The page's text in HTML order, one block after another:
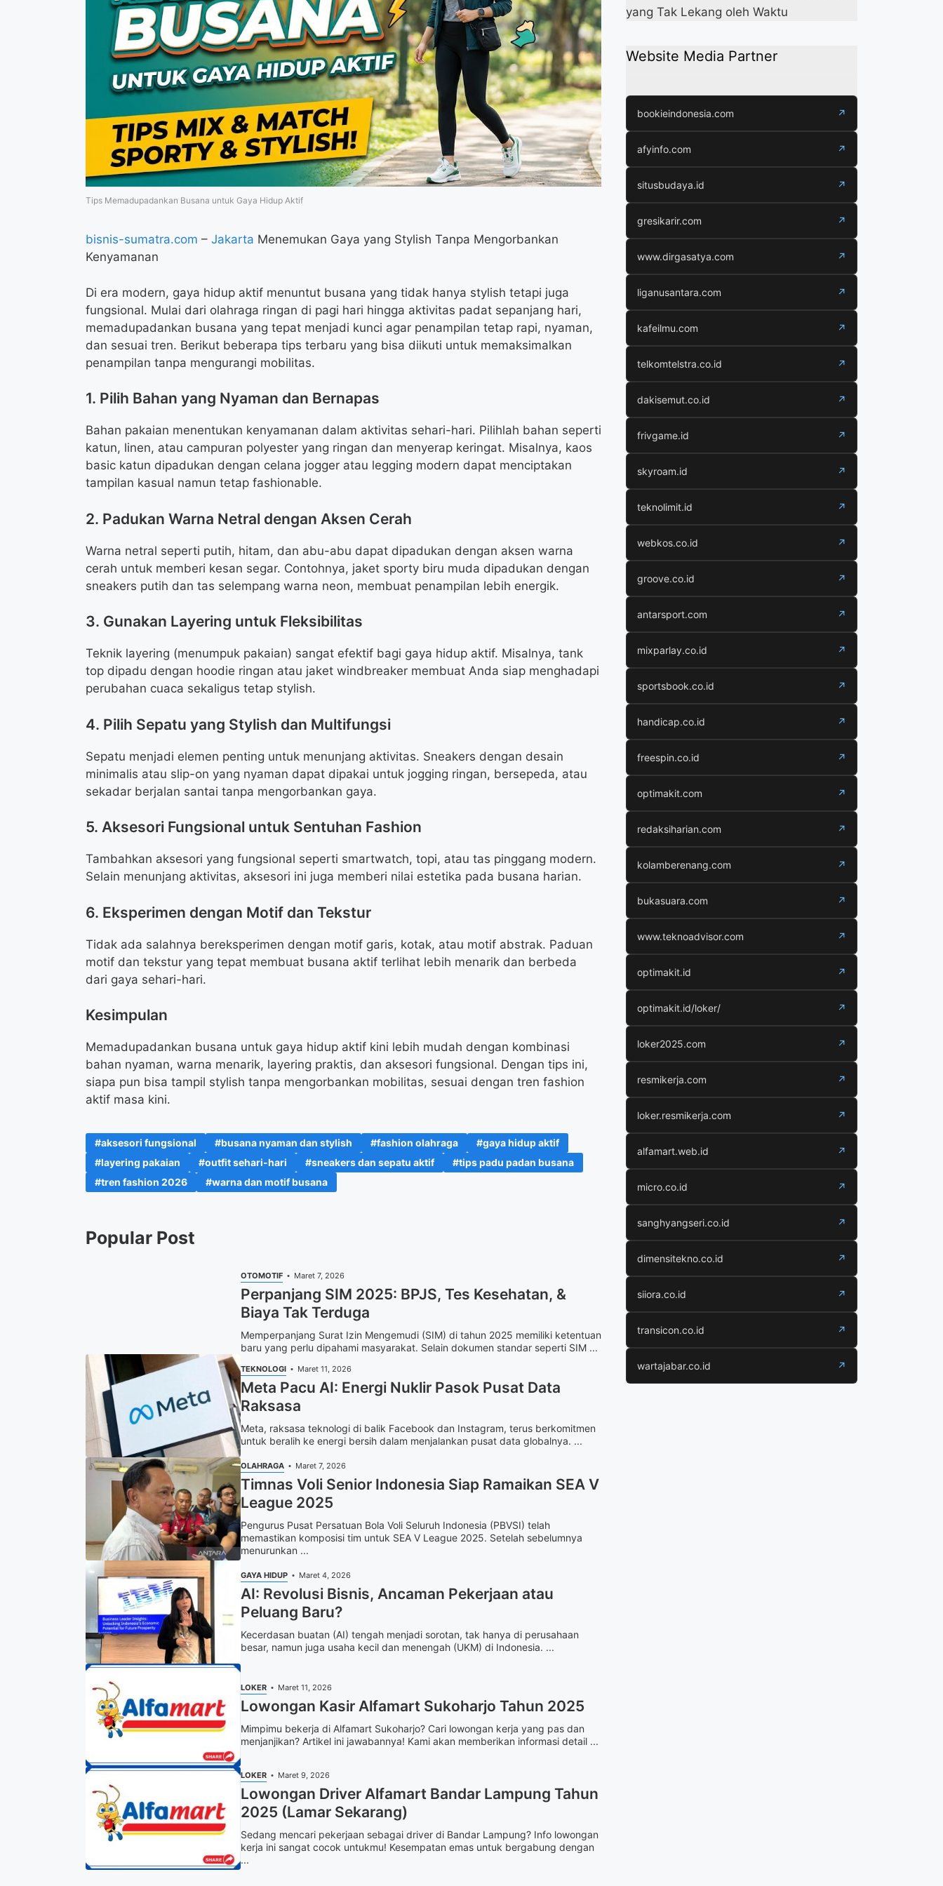
k
p
Tips Memadupadankan Busana untuk Gaya Hidup Aktif
bisnis-sumatra.com – Jakarta Menemukan Gaya yang Stylish Tanpa Mengorbankan
Kenyamanan
Di era modern, gaya hidup aktif menuntut busana yang tidak hanya stylish tetapi juga
fungsional. Mulai dari olahraga ringan di pagi hari hingga aktivitas padat sepanjang hari,
memadupadankan busana yang tepat menjadi kunci agar penampilan tetap rapi, nyaman,
dan sesuai tren. Berikut beberapa tips terbaru yang bisa diikuti untuk memaksimalkan
penampilan tanpa mengurangi mobilitas.
1. Pilih Bahan yang Nyaman dan Bernapas
Bahan pakaian menentukan kenyamanan dalam aktivitas sehari-hari. Pilihlah bahan seperti
katun, linen, atau campuran polyester yang ringan dan menyerap keringat. Misalnya, kaos
basic katun dipadukan dengan celana jogger atau legging modern dapat menciptakan
tampilan kasual namun tetap fashionable.
2. Padukan Warna Netral dengan Aksen Cerah
Warna netral seperti putih, hitam, dan abu-abu dapat dipadukan dengan aksen warna
cerah untuk memberi kesan segar. Contohnya, jaket sporty biru muda dipadukan dengan
sneakers putih dan tas selempang warna neon, membuat penampilan lebih energik.
3. Gunakan Layering untuk Fleksibilitas
Teknik layering (menumpuk pakaian) sangat efektif bagi gaya hidup aktif. Misalnya, tank
top dipadu dengan hoodie ringan atau jaket windbreaker membuat Anda siap menghadapi
perubahan cuaca sekaligus tetap stylish.
4. Pilih Sepatu yang Stylish dan Multifungsi
Sepatu menjadi elemen penting untuk menunjang aktivitas. Sneakers dengan desain
minimalis atau slip-on yang nyaman dapat dipakai untuk jogging ringan, bersepeda, atau
sekadar berjalan santai tanpa mengorbankan gaya.
5. Aksesori Fungsional untuk Sentuhan Fashion
Tambahkan aksesori yang fungsional seperti smartwatch, topi, atau tas pinggang modern.
Selain menunjang aktivitas, aksesori ini juga memberi nilai estetika pada busana harian.
6. Eksperimen dengan Motif dan Tekstur
Tidak ada salahnya bereksperimen dengan motif garis, kotak, atau motif abstrak. Paduan
motif dan tekstur yang tepat membuat busana aktif terlihat lebih menarik dan berbeda
dari gaya sehari-hari.
Kesimpulan
Memadupadankan busana untuk gaya hidup aktif kini lebih mudah dengan kombinasi
bahan nyaman, warna menarik, layering praktis, dan aksesori fungsional. Dengan tips ini,
siapa pun bisa tampil stylish tanpa mengorbankan mobilitas, sesuai dengan tren fashion
aktif masa kini.
aksesori fungsional busana nyaman dan stylish fashion olahraga
gaya hidup aktif
layering pakaian
outfit sehari-hari sneakers dan sepatu aktif
tips padu padan busana
tren fashion 2026
warna dan motif busana
Popular Post
OTOMOTIF Maret 7, 2026
Perpanjang SIM 2025: BPJS, Tes Kesehatan, &
Biaya Tak Terduga
Memperpanjang Surat Izin Mengemudi (SIM) di tahun 2025 memiliki ketentuan
baru yang perlu dipahami masyarakat. Selain dokumen standar seperti SIM ...
TEKNOLOGI Maret 11, 2026
Meta Pacu AI: Energi Nuklir Pasok Pusat Data
Raksasa
Meta, raksasa teknologi di balik Facebook dan Instagram, terus berkomitmen
untuk beralih ke energi bersih dalam menjalankan pusat data globalnya. ...
OLAHRAGA Maret 7, 2026
Timnas Voli Senior Indonesia Siap Ramaikan SEA V
League 2025
Pengurus Pusat Persatuan Bola Voli Seluruh Indonesia (PBVSI) telah
memastikan komposisi tim untuk SEA V League 2025. Setelah sebelumnya
menurunkan ...
GAYA HIDUP Maret 4, 2026
AI: Revolusi Bisnis, Ancaman Pekerjaan atau
Peluang Baru?
Kecerdasan buatan (AI) tengah menjadi sorotan, tak hanya di perusahaan
besar, namun juga usaha kecil dan menengah (UKM) di Indonesia. ...
LOKER Maret 11, 2026
Lowongan Kasir Alfamart Sukoharjo Tahun 2025
Mimpimu bekerja di Alfamart Sukoharjo? Cari lowongan kerja yang pas dan
menjanjikan? Artikel ini jawabannya! Kami akan memberikan informasi detail ...
LOKER Maret 9, 2026
Lowongan Driver Alfamart Bandar Lampung Tahun
2025 (Lamar Sekarang)
Sedang mencari pekerjaan sebagai driver di Bandar Lampung? Info lowongan
kerja ini sangat cocok untukmu! Kesempatan emas untuk bergabung dengan
...
yang Tak Lekang oleh Waktu
Website Media Partner
bookieindonesia.com ↗
afyinfo.com ↗
situsbudaya.id ↗
gresikarir.com ↗
www.dirgasatya.com ↗
liganusantara.com ↗
kafeilmu.com ↗
telkomtelstra.co.id ↗
dakisemut.co.id ↗
frivgame.id ↗
skyroam.id ↗
teknolimit.id ↗
webkos.co.id ↗
groove.co.id ↗
antarsport.com ↗
mixparlay.co.id ↗
sportsbook.co.id ↗
handicap.co.id ↗
freespin.co.id ↗
optimakit.com ↗
redaksiharian.com ↗
kolamberenang.com ↗
bukasuara.com ↗
www.teknoadvisor.com ↗
optimakit.id ↗
optimakit.id/loker/ ↗
loker2025.com ↗
resmikerja.com ↗
loker.resmikerja.com ↗
alfamart.web.id ↗
micro.co.id ↗
sanghyangseri.co.id ↗
dimensitekno.co.id ↗
siiora.co.id ↗
transicon.co.id ↗
wartajabar.co.id ↗